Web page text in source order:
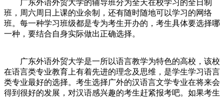
广东外语外贸大学的辅导班分为全天在校学习的全日制
班，周六周日上课的业余制，还有随时随地可以学习的网络
班。每一种学习班级都是专为考生开办的，考生具体要选择哪
一种，要结合自身实际做出正确选择。
广东外语外贸大学是一所以语言教学为特色的高校，该校
在语言类专业教育上有着先进的理念及思维，是学生学习语言
类专业最好的选择。考生选择广外的汉语言文学专业在将来会
得到很好的发展，对汉语感兴趣的考生赶紧报考吧。如果考生